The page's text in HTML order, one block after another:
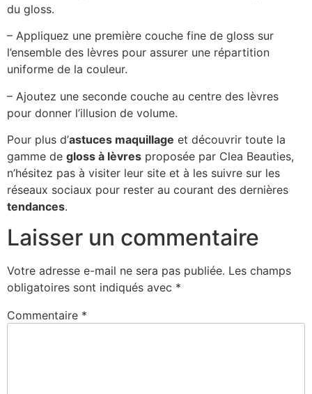
du gloss.
– Appliquez une première couche fine de gloss sur
l’ensemble des lèvres pour assurer une répartition
uniforme de la couleur.
– Ajoutez une seconde couche au centre des lèvres
pour donner l’illusion de volume.
Pour plus d’astuces maquillage et découvrir toute la
gamme de gloss à lèvres proposée par Clea Beauties,
n’hésitez pas à visiter leur site et à les suivre sur les
réseaux sociaux pour rester au courant des dernières
tendances.
Laisser un commentaire
Votre adresse e-mail ne sera pas publiée. Les champs
obligatoires sont indiqués avec *
Commentaire *